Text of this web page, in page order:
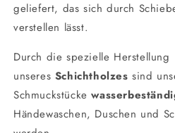
geliefert, das sich durch
verstellen lässt.
Durch die spezielle Herstellung
unseres Schichtholzes sind
Schmuckstücke
Händewaschen, Duschen und